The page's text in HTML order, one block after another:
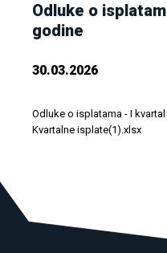
Odluke o
godine
30.03.2026
Odluke o isplatama - I
Kvartalne isplate(1).xlsx